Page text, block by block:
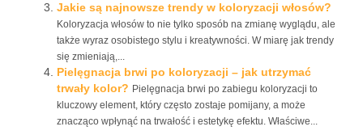
Jakie są najnowsze trendy w koloryzacji włosów?
Koloryzacja włosów to nie tylko sposób na zmianę wyglądu, ale
także wyraz osobistego stylu i kreatywności. W miarę jak trendy
się zmieniają,...
Pielęgnacja brwi po koloryzacji – jak utrzymać
trwały kolor? Pielęgnacja brwi po zabiegu koloryzacji to
kluczowy element, który często zostaje pomijany, a może
znacząco wpłynąć na trwałość i estetykę efektu. Właściwe...